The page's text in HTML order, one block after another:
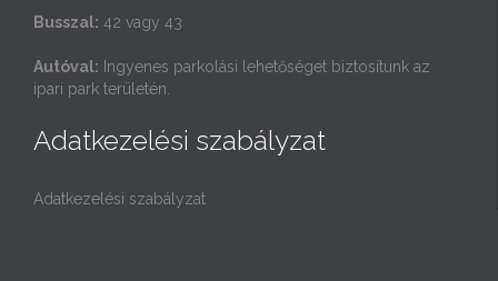
Busszal: 42 vagy 43
Autóval: Ingyenes parkolási lehetőséget biztosítunk az
ipari park területén.
Adatkezelési szabályzat
Adatkezelési szabályzat